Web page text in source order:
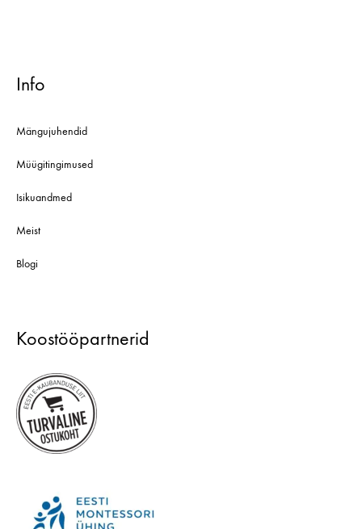
Info
Mängujuhendid
Müügitingimused
Isikuandmed
Meist
Blogi
Koostööpartnerid